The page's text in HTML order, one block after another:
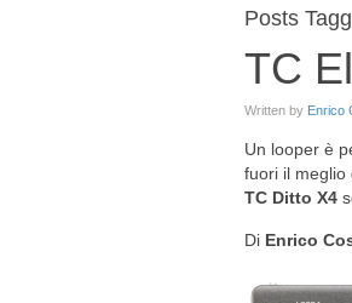
Posts
TC
Written by Enrico
Un looper è
fuori il meglio
TC Ditto X4
Di Enrico